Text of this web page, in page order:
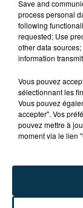
SAINT-
UNE CHUTE
Save and
process personal
following
requested; Use
other data
information
Vous pouvez
sélectionnant les
Vous pouvez
accepter". Vos
pouvez mettre à
moment via le lien